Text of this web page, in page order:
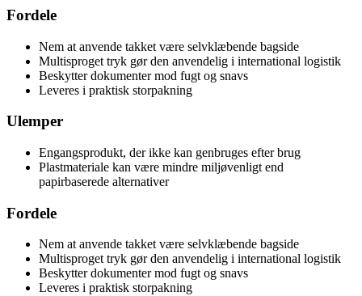
Fordele
Nem at anvende takket være selvklæbende bagside
Multisproget tryk gør den anvendelig i international logistik
Beskytter dokumenter mod fugt og snavs
Leveres i praktisk storpakning
Ulemper
Engangsprodukt, der ikke kan genbruges efter brug
Plastmateriale kan være mindre miljøvenligt end
papirbaserede alternativer
Fordele
Nem at anvende takket være selvklæbende bagside
Multisproget tryk gør den anvendelig i international logistik
Beskytter dokumenter mod fugt og snavs
Leveres i praktisk storpakning